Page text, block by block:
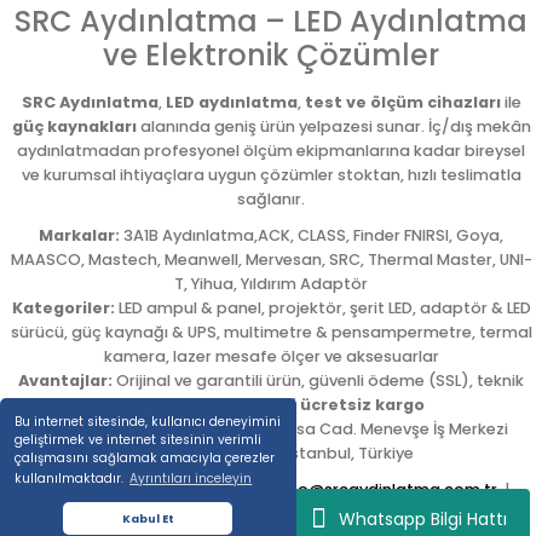
Bu internet sitesinde, kullanıcı deneyimini
geliştirmek ve internet sitesinin verimli
çalışmasını sağlamak amacıyla çerezler
kullanılmaktadır. Ayrıntıları inceleyin
Kabul Et Whatsapp Bilgi Hattı
SRC Aydınlatma – LED Aydınlatma
ve Elektronik Çözümler
SRC Aydınlatma, LED aydınlatma, test ve ölçüm cihazlarıile
güç kaynaklarıalanında geniş ürün yelpazesi sunar. İç/dış mekân
aydınlatmadan profesyonel ölçüm ekipmanlarına kadar bireysel
ve kurumsal ihtiyaçlara uygun çözümler stoktan, hızlı teslimatla
sağlanır.
Markalar: 3A1B Aydınlatma,ACK, CLASS, Finder FNIRSI, Goya,
MAASCO, Mastech, Meanwell, Mervesan, SRC, Thermal Master, UNI-
T, Yihua, Yıldırım Adaptör
Kategoriler: LED ampul & panel, projektör, şerit LED, adaptör & LED
sürücü, güç kaynağı & UPS, multimetre & pensampermetre, termal
kamera, lazer mesafe ölçer ve aksesuarlar
Avantajlar: Orijinal ve garantili ürün, güvenli ödeme (SSL), teknik
destek,5.000 TL üzeri ücretsiz kargo
Adres: Emekyemez Mah. Okçumusa Cad. Menevşe İş Merkezi
No:22/58,Beyoğlu/ İstanbul, Türkiye
Tel:0212 254 54 00|E-posta: info@srcaydinlatma.com.tr|
www.srcaydinlatma.com